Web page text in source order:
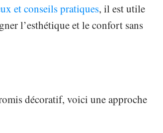
et conseils pratiques, il est utile
l’esthétique et le confort sans
décoratif, voici une approche